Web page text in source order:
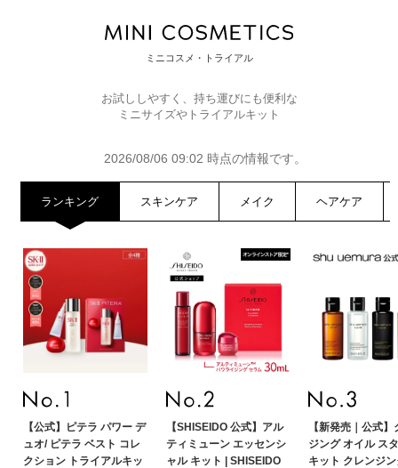
ミニコスメ・トライアル
お試ししやすく、持ち運びにも便利な
ミニサイズやトライアルキット
2026/08/06 09:02 時点の情報です。
ランキング スキンケア メイク ヘアケア
【公式】ピテラ パワー デ
ュオ/ ピテラ ベスト コレ
クション トライアルキッ
【SHISEIDO 公式】アル
ティミューン エッセンシ
ャル キット | SHISEIDO
【新発売｜公式】
ジング オイル ス
キット クレンジ